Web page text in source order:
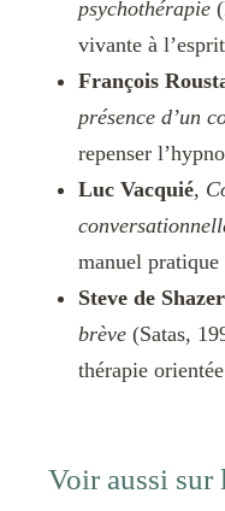
psychothérapie
vivante à
François
présence d’un
repenser
Luc Vacquié,
manuel
Steve de Shazer
brève (Satas,
thérapie
Voir aussi sur